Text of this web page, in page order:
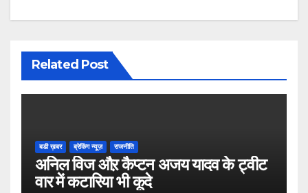
Related Post
बडी ख़बर ब्रेकिंग न्यूज़ राजनीति
अनिल विज औऱ कैप्टन अजय यादव के ट्वीट
वार में कटारिया भी कूदे